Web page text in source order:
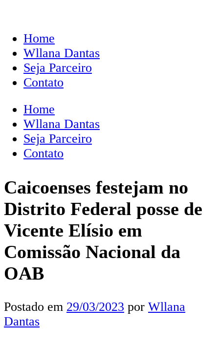
Home
Wllana Dantas
Seja Parceiro
Contato
Home
Wllana Dantas
Seja Parceiro
Contato
Caicoenses festejam no
Distrito Federal posse de
Vicente Elísio em
Comissão Nacional da
OAB
Postado em 29/03/2023 por Wllana
Dantas